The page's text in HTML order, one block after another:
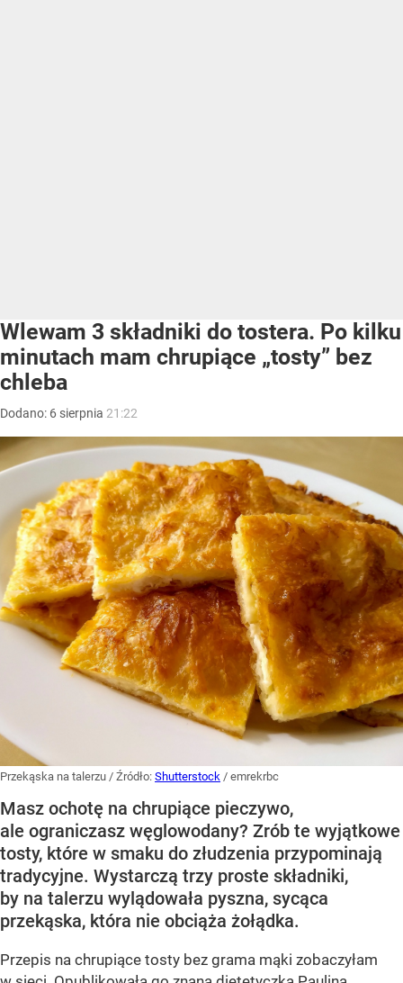
Wlewam 3 składniki do tostera. Po kilku
minutach mam chrupiące „tosty” bez
chleba
Dodano: 6 sierpnia 21:22
Przekąska na talerzu / Źródło: Shutterstock / emrekrbc
Masz ochotę na chrupiące pieczywo,
ale ograniczasz węglowodany? Zrób te wyjątkowe
tosty, które w smaku do złudzenia przypominają
tradycyjne. Wystarczą trzy proste składniki,
by na talerzu wylądowała pyszna, sycąca
przekąska, która nie obciąża żołądka.
Przepis na chrupiące tosty bez grama mąki zobaczyłam